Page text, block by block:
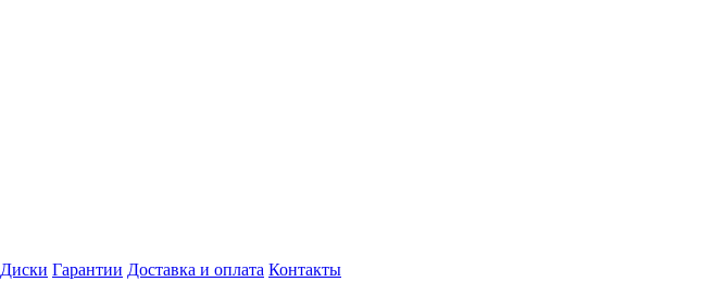
Диски Гарантии Доставка и оплата Контакты